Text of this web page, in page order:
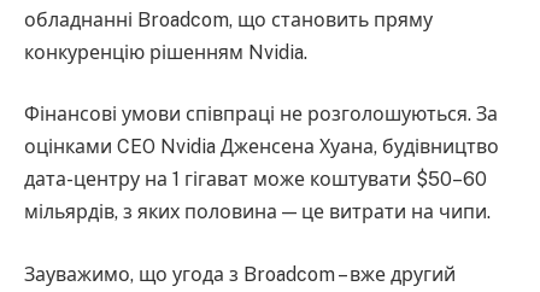
обладнанні Broadcom, що становить пряму
конкуренцію рішенням Nvidia.
Фінансові умови співпраці не розголошуються. За
оцінками CEO Nvidia Дженсена Хуана, будівництво
дата-центру на 1 гігават може коштувати $50–60
мільярдів, з яких половина — це витрати на чипи.
Зауважимо, що угода з Broadcom – вже другий